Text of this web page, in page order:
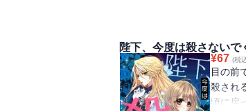
陛下、今度は殺さない
¥67 (税
目の前
殺され
頃に戻